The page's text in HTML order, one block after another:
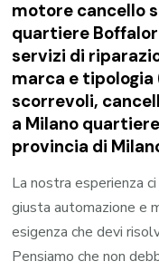
motore cancello
quartiere
servizi di
marca e
scorrevoli,
a Milano
provincia di
La nostra esperienza
giusta automazione e
esigenza che devi
Pensiamo che non